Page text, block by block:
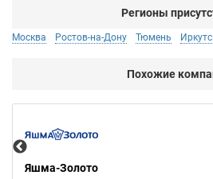
Регионы
Москва Ростов-на-Дону Тюмень
Похожие
Яшма-Золото